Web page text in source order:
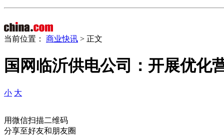
当前位置： 商业快讯 > 正文
国网临沂供电公司：开展优化
小 大
用微信扫描二维码
分享至好友和朋友圈